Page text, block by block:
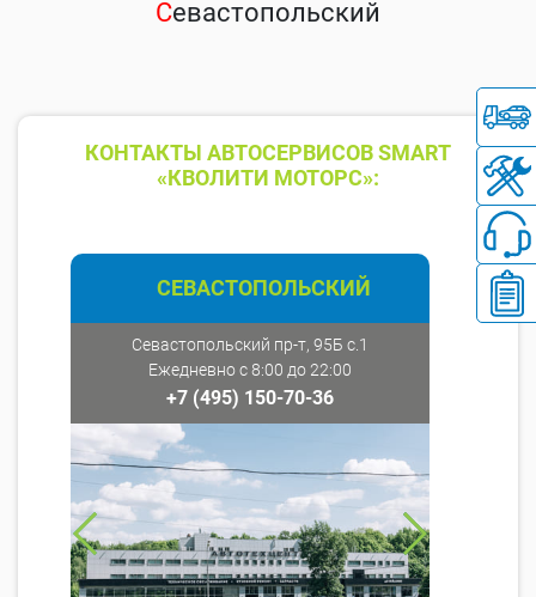
Севастопольский
КОНТАКТЫ АВТОСЕРВИСОВ SMART
«КВОЛИТИ МОТОРС»:
СЕВАСТОПОЛЬСКИЙ
Севастопольский пр-т, 95Б с.1
Ежедневно с 8:00 до 22:00
+7 (495) 150-70-36